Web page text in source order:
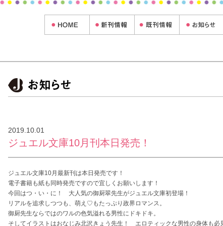
2019.10.01
ジュエル文庫10月刊本日発売！
ジュエル文庫10月最新刊は本日発売です！
電子書籍も紙も同時発売ですので宜しくお願いします！
今回はつ・い・に！ 大人気の御厨翠先生がジュエル文庫初登場！
リアルを追求しつつも、萌え♡もたっぷり政界ロマンス。
御厨先生ならではのワルの色気溢れる男性にドキドキ。
そしてイラストはおなじみ北沢きょう先生！ エロティックな男性の身体も必